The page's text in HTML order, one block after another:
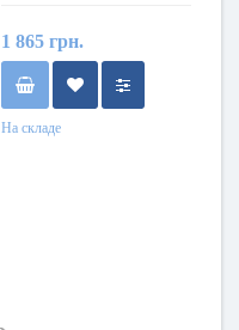
1 865 грн.
На складе